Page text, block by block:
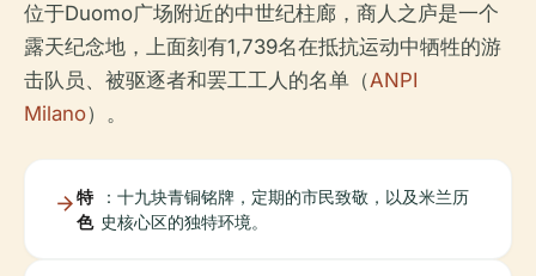
位于Duomo广场附近的中世纪柱廊，商人之庐是一个
露天纪念地，上面刻有1,739名在抵抗运动中牺牲的游
击队员、被驱逐者和罢工工人的名单（ANPI
Milano）。
特
色
：十九块青铜铭牌，定期的市民致敬，以及米兰历
史核心区的独特环境。